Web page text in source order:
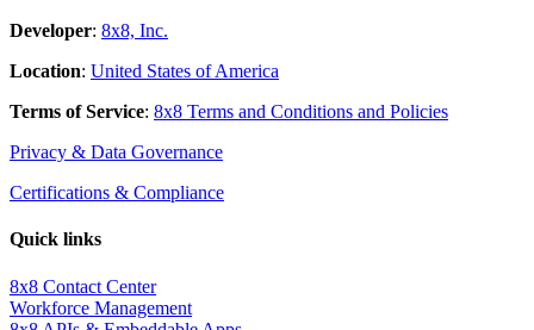
Developer: 8x8, Inc.
Location: United States of America
Terms of Service: 8x8 Terms and Conditions and Policies
Privacy & Data Governance
Certifications & Compliance
Quick links
8x8 Contact Center
Workforce Management